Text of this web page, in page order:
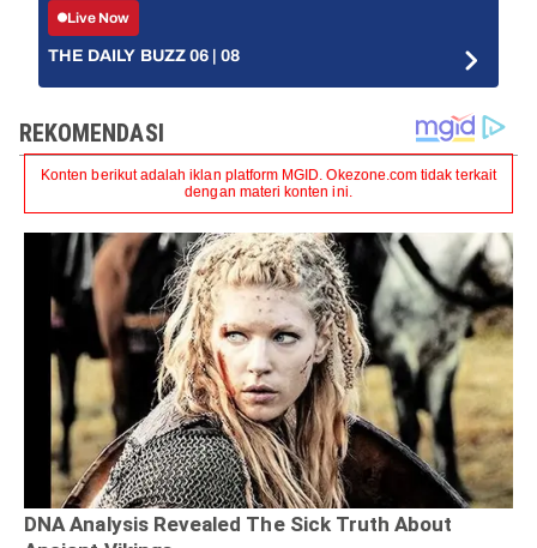
Live Now
THE DAILY BUZZ 06 | 08